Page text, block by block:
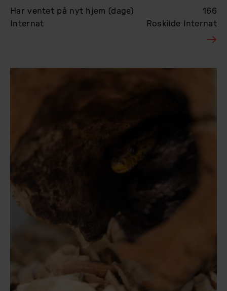
Har ventet på nyt hjem (dage)
166
Internat
Roskilde Internat